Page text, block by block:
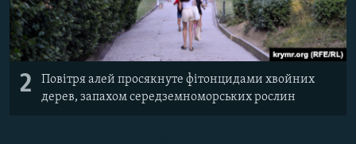
2
Повітря алей просякнуте фітонцидами хвойних
дерев, запахом середземноморських рослин